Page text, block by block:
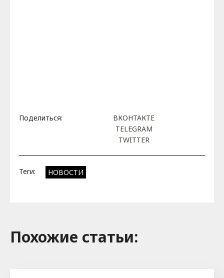
Поделиться:
ВКОНТАКТЕ
TELEGRAM
TWITTER
Теги: НОВОСТИ
Похожие cтатьи: